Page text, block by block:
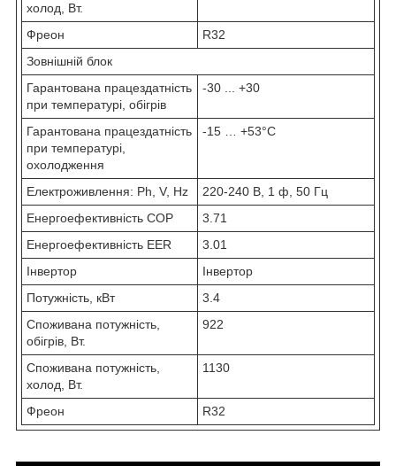
холод, Вт.
Фреон
R32
Зовнішній блок
Гарантована працездатність
при температурі, обігрів
-30 ... +30
Гарантована працездатність
при температурі,
охолодження
-15 … +53°C
Електроживлення: Ph, V, Hz
220-240 В, 1 ф, 50 Гц
Енергоефективність COP
3.71
Енергоефективність EER
3.01
Інвертор
Інвертор
Потужність, кВт
3.4
Споживана потужність,
обігрів, Вт.
922
Споживана потужність,
холод, Вт.
1130
Фреон R32